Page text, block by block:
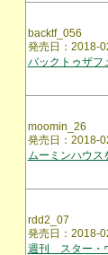
backtf_056
発売日：2018-
バックトゥザ
moomin_26
発売日：2018-
ムーミンハウ
rdd2_07
発売日：2018-
週刊 スター・